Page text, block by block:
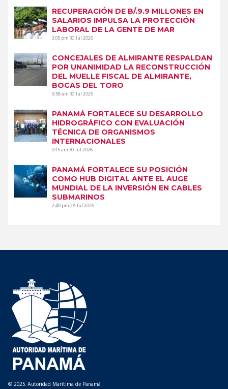
RECUPERACIÓN DE B/.9.9 MILLONES EN
SALARIOS IMPULSA LA PROTECCIÓN
LABORAL DE LA GENTE DE MAR
3:05 pm30 Jul 2026
CONCEJALES DE ALMIRANTE RESPALDAN
POR UNANIMIDAD LA RECONSTRUCCIÓN
DEL MUELLE FISCAL DE ALMIRANTE,
BOCAS DEL TORO
9:58 am30 Jul 2026
PANAMÁ FORTALECE SU DESARROLLO
HIDROGRÁFICO CON EVALUACIÓN
TÉCNICA DE ORGANISMOS
INTERNACIONALES
9:15 am30 Jul 2026
PANAMÁ FORTALECE SU POSICIÓN
COMO HUB DIGITAL ANTE EL AUGE
MUNDIAL DE LA INVERSIÓN EN CABLES
SUBMARINOS
2:49 pm28 Jul 2026
© 2025. Autoridad Marítima de Panamá